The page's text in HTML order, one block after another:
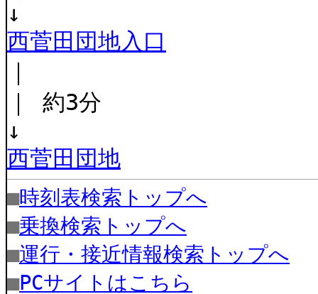
↓
西菅田団地入口
｜ 約3分
↓
西菅田団地
■時刻表検索トップへ
■乗換検索トップへ
■運行・接近情報検索トップへ
■PCサイトはこちら